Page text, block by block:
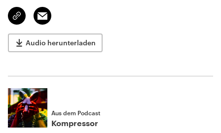
Link
kopieren/teilen
Email
Audio herunterladen
Aus dem Podcast
Kompressor